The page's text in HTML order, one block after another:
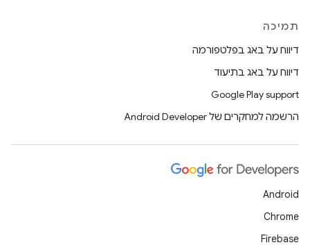
תמיכה
דיווח על באג בפלטפורמה
דיווח על באג בתיעוד
Google Play support
הרשמה למחקרים של Android Developer
Android
Chrome
Firebase